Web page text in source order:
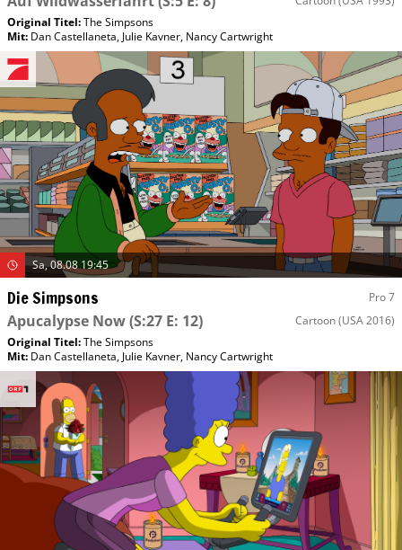
Original Titel:The Simpsons
Mit: Dan Castellaneta, Julie Kavner, Nancy Cartwright
Sa, 08.08 19:45
Die Simpsons Pro 7
Apucalypse Now(S:27 E: 12) Cartoon(USA 2016)
Original Titel:The Simpsons
Mit: Dan Castellaneta, Julie Kavner, Nancy Cartwright